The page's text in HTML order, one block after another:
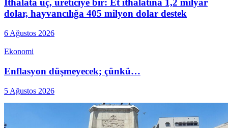
İthalata üç, üreticiye bir: Et ithalatına 1,2 milyar
dolar, hayvancılığa 405 milyon dolar destek
6 Ağustos 2026
Ekonomi
Enflasyon düşmeyecek; çünkü…
5 Ağustos 2026